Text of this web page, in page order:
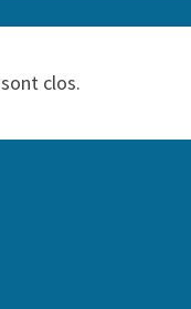
clos.